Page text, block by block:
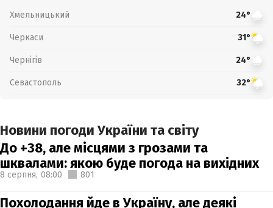
Хмельницький 24°
Черкаси 31°
Чернігів 24°
Севастополь 32°
Новини погоди України та світу
До +38, але місцями з грозами та
шквалами: якою буде погода на вихідних
8 серпня, 08:00 801
Похолодання йде в Україну, але деякі